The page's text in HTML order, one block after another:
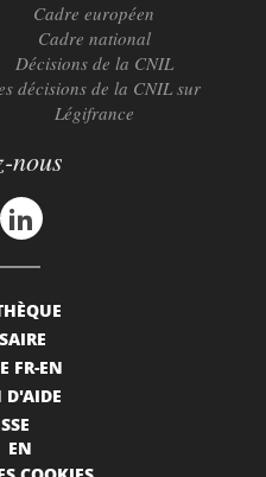
Cadre européen
Cadre national
Décisions de la CNIL
décisions de la CNIL sur
Légifrance
nous
FR-EN
D'AIDE
EN